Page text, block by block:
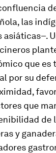
las
asiáticas–.
que es
por su
que
de
y